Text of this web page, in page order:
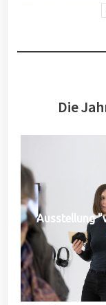
Die
Ausstellung